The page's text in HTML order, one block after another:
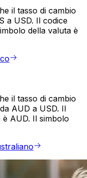
il tasso di cambio
a USD. Il codice
della valuta è
il tasso di cambio
AUD a USD. Il
AUD. Il simbolo